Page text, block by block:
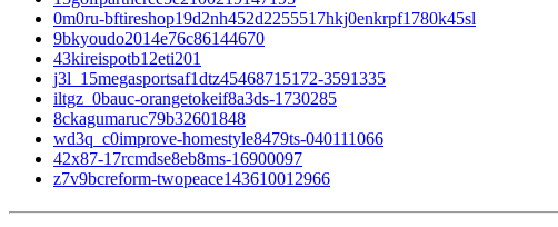
0m0ru-bftireshop19d2nh452d2255517hkj0enkrpf1780k45sl
9bkyoudo2014e76c86144670
43kireispotb12eti201
j3l_15megasportsaf1dtz45468715172-3591335
iltgz_0bauc-orangetokeif8a3ds-1730285
8ckagumaruc79b32601848
wd3q_c0improve-homestyle8479ts-040111066
42x87-17rcmdse8eb8ms-16900097
z7v9bcreform-twopeace143610012966